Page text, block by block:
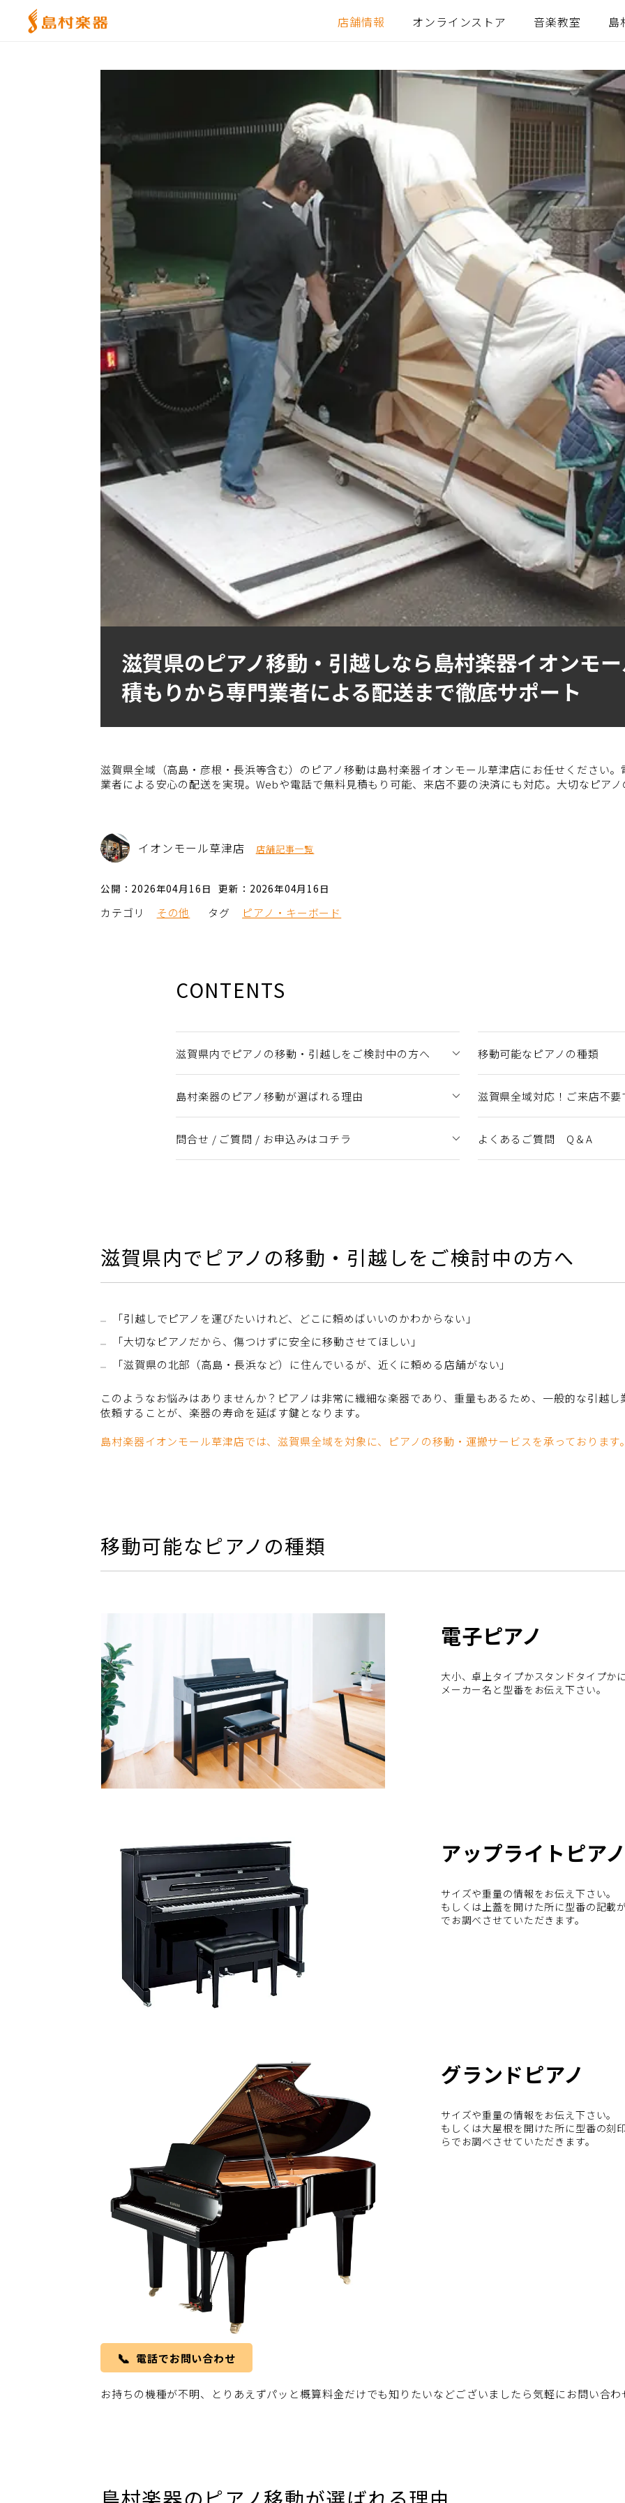
店舗情報 オンラインストア 音楽教室 島
滋賀県のピアノ移動・引越しなら島村楽器イオンモ
積もりから専門業者による配送まで徹底サポート
滋賀県全域（高島・彦根・長浜等含む）のピアノ移動は島村楽器イオンモール草津店にお任せください
業者による安心の配送を実現。Webや電話で無料見積もり可能、来店不要の決済にも対応。大切なピアノ
イオンモール草津店 店舗記事一覧
公開：2026年04月16日 更新：2026年04月16日
カテゴリ その他 タグ ピアノ・キーボード
CONTENTS
滋賀県内でピアノの移動・引越しをご検討中の方へ 移動可能なピアノの種類
島村楽器のピアノ移動が選ばれる理由 滋賀県全域対応！ご来店不要
問合せ / ご質問 / お申込みはコチラ よくあるご質問 Q＆A
滋賀県内でピアノの移動・引越しをご検討中の方へ
「引越しでピアノを運びたいけれど、どこに頼めばいいのかわからない」
「大切なピアノだから、傷つけずに安全に移動させてほしい」
「滋賀県の北部（高島・長浜など）に住んでいるが、近くに頼める店舗がない」
このようなお悩みはありませんか？ピアノは非常に繊細な楽器であり、重量もあるため、一般的な引越し
依頼することが、楽器の寿命を延ばす鍵となります。
島村楽器イオンモール草津店では、滋賀県全域を対象に、ピアノの移動・運搬サービスを承っております
移動可能なピアノの種類
電子ピアノ
大小、卓上タイプかスタンドタイプか
メーカー名と型番をお伝え下さい。
アップライトピアノ
サイズや重量の情報をお伝え下さい。
もしくは上蓋を開けた所に型番の記載
でお調べさせていただきます。
グランドピアノ
サイズや重量の情報をお伝え下さい。
もしくは大屋根を開けた所に型番の刻
らでお調べさせていただきます。
📞 電話でお問い合わせ
お持ちの機種が不明、とりあえずパッと概算料金だけでも知りたいなどございましたら気軽にお問い合わ